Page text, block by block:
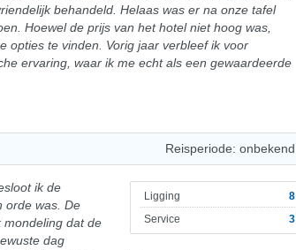
behandeld. Helaas was er na onze tafel
Hoewel de prijs van het hotel niet hoog was,
opties te vinden. Vorig jaar verbleef ik voor
ervaring, waar ik me echt als een gewaardeerde
Reisperiode: onbekend
Ligging
8
Service
3
ik de
orde was. De
mondeling dat de
dag